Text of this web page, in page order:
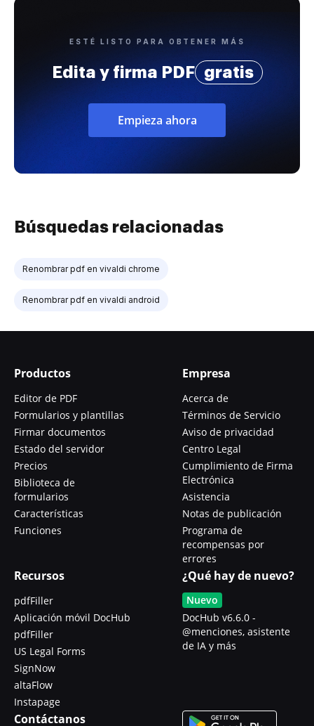
ESTÉ LISTO PARA OBTENER MÁS
Edita y firma PDF gratis
Empieza ahora
Búsquedas relacionadas
Renombrar pdf en vivaldi chrome
Renombrar pdf en vivaldi android
Productos
Editor de PDF
Formularios y plantillas
Firmar documentos
Estado del servidor
Precios
Biblioteca de
formularios
Características
Funciones
Empresa
Acerca de
Términos de Servicio
Aviso de privacidad
Centro Legal
Cumplimiento de Firma
Electrónica
Asistencia
Notas de publicación
Programa de
recompensas por
errores
Recursos
pdfFiller
Aplicación móvil DocHub
pdfFiller
US Legal Forms
SignNow
altaFlow
Instapage
¿Qué hay de nuevo?
Nuevo
DocHub v6.6.0 -
@menciones, asistente
de IA y más
Contáctanos